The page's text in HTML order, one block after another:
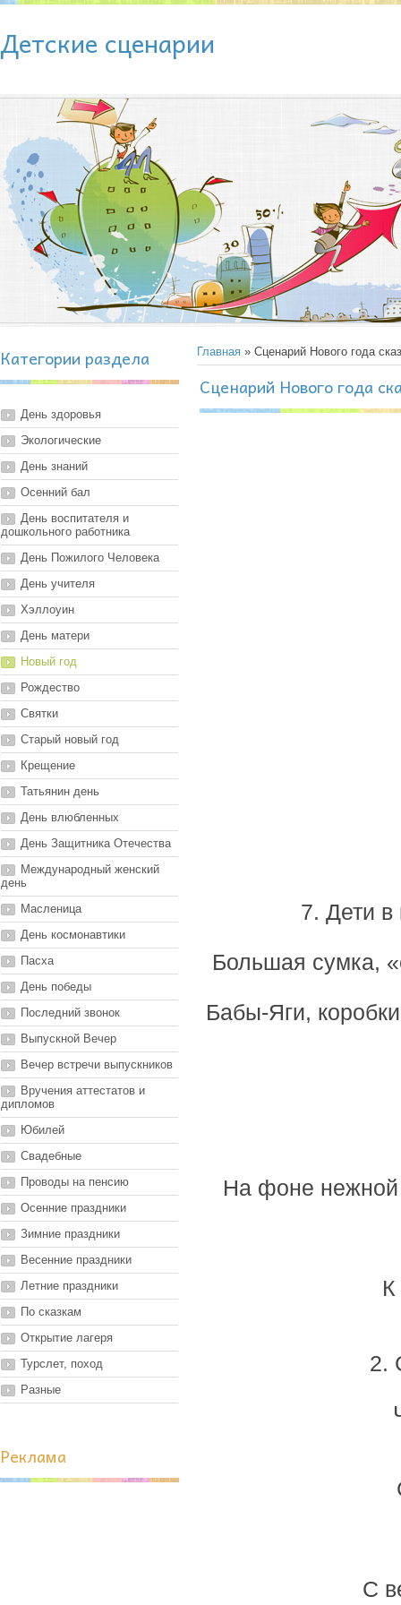
Детские сценарии
Категории раздела
День здоровья
Экологические
День знаний
Осенний бал
День воспитателя и
дошкольного работника
День Пожилого Человека
День учителя
Хэллоуин
День матери
Новый год
Рождество
Святки
Старый новый год
Крещение
Татьянин день
День влюбленных
День Защитника Отечества
Международный женский
день
Масленица
День космонавтики
Пасха
День победы
Последний звонок
Выпускной Вечер
Вечер встречи выпускников
Вручения аттестатов и
дипломов
Юбилей
Свадебные
Проводы на пенсию
Осенние праздники
Зимние праздники
Весенние праздники
Летние праздники
По сказкам
Открытие лагеря
Турслет, поход
Разные
Реклама
Главная » Сценарий Нового года
Сценарий Нового года
7. Дети в
Большая сумка,
Бабы-Яги,
На фоне нежной
К
2.
С